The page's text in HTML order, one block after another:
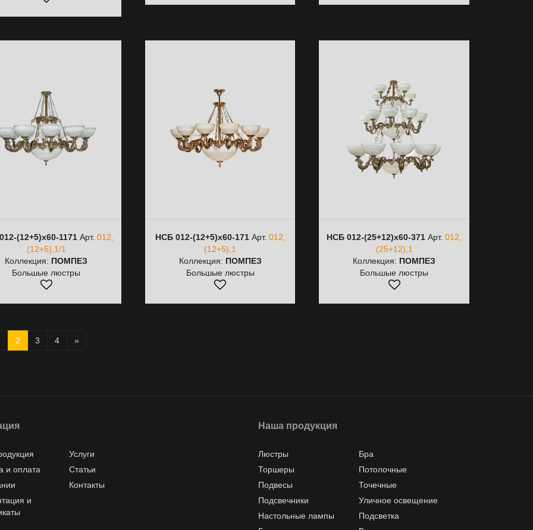
(12+5)х60-1171Арт. 012,
(12+5),1/1
Коллекция: ПОМПЕЗ
Большые люстры
НСБ 012-(12+5)х60-171Арт. 012,
(12+5),1
Коллекция: ПОМПЕЗ
Большые люстры
НСБ 012-(25+12)х60-371 Арт.012,
(25+12),1
Коллекция: ПОМПЕЗ
Большые люстры
2 3 4 »
Услуги
и оплата
Статьи
Контакты
и
Наша продукция
Люстры
Бра
Торшеры
Потолочные
Подвесы
Точечные
Подсвечники
Уличное освещение
Настольные лампы
Подсветка